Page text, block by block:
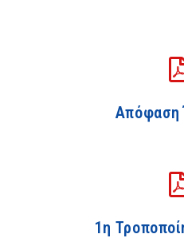
Απόφαση
1η